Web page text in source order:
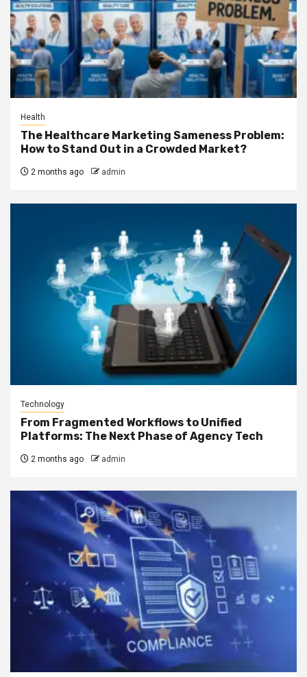
Health
The Healthcare Marketing Sameness Problem:
How to Stand Out in a Crowded Market?
2 months ago admin
Technology
From Fragmented Workflows to Unified
Platforms: The Next Phase of Agency Tech
2 months ago admin